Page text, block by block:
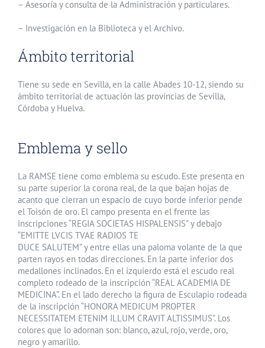
– Asesoría y consulta de la Administración y particulares.
– Investigación en la Biblioteca y el Archivo.
Ámbito territorial
Tiene su sede en Sevilla, en la calle Abades 10-12, siendo su
ámbito territorial de actuación las provincias de Sevilla,
Córdoba y Huelva.
Emblema y sello
La RAMSE tiene como emblema su escudo. Este presenta en
su parte superior la corona real, de la que bajan hojas de
acanto que cierran un espacio de cuyo borde inferior pende
el Toisón de oro. El campo presenta en el frente las
inscripciones “REGIA SOCIETAS HISPALENSIS” y debajo
“EMITTE LVCIS TVAE RADIOS TE
DUCE SALUTEM” y entre ellas una paloma volante de la que
parten rayos en todas direcciones. En la parte inferior dos
medallones inclinados. En el izquierdo está el escudo real
completo rodeado de la inscripción “REAL ACADEMIA DE
MEDICINA”. En el lado derecho la figura de Esculapio rodeada
de la inscripción “HONORA MEDICUM PROPTER
NECESSITATEM ETENIM ILLUM CRAVIT ALTISSIMUS”. Los
colores que lo adornan son: blanco, azul, rojo, verde, oro,
negro y amarillo.